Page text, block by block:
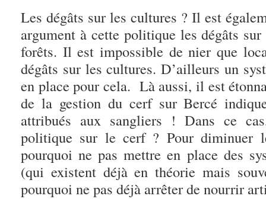
Les dégâts sur les cultures ? Il est
argument à cette politique les dégâts
forêts. Il est impossible de nier que
dégâts sur les cultures. D’ailleurs un
en place pour cela. Là aussi, il est
de la gestion du cerf sur Bercé
attribués aux sangliers ! Dans ce
politique sur le cerf ? Pour diminuer
pourquoi ne pas mettre en place des
(qui existent déjà en théorie mais
pourquoi ne pas déjà arrêter de nourrir